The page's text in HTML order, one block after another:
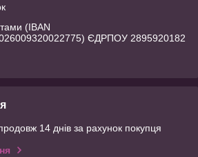
(IBAN
ЄДРПОУ 2895920182
14 днів за рахунок покупця